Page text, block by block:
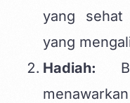
yang
yang
Hadiah: